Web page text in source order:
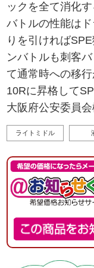
ックを全て消化
バトルの性能は
りを引ければ
ンバトルも刺客
て通常時への移
10Rに昇格して
大阪府公安委員
ライトミドル